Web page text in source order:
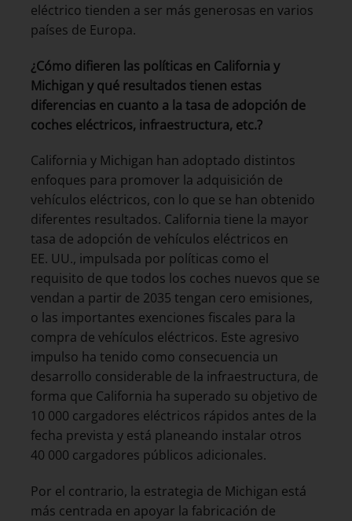
eléctrico tienden a ser más generosas en varios
países de Europa.
¿Cómo difieren las políticas en California y
Michigan y qué resultados tienen estas
diferencias en cuanto a la tasa de adopción de
coches eléctricos, infraestructura, etc.?
California y Michigan han adoptado distintos
enfoques para promover la adquisición de
vehículos eléctricos, con lo que se han obtenido
diferentes resultados. California tiene la mayor
tasa de adopción de vehículos eléctricos en
EE. UU., impulsada por políticas como el
requisito de que todos los coches nuevos que se
vendan a partir de 2035 tengan cero emisiones,
o las importantes exenciones fiscales para la
compra de vehículos eléctricos. Este agresivo
impulso ha tenido como consecuencia un
desarrollo considerable de la infraestructura, de
forma que California ha superado su objetivo de
10 000 cargadores eléctricos rápidos antes de la
fecha prevista y está planeando instalar otros
40 000 cargadores públicos adicionales.
Por el contrario, la estrategia de Michigan está
más centrada en apoyar la fabricación de